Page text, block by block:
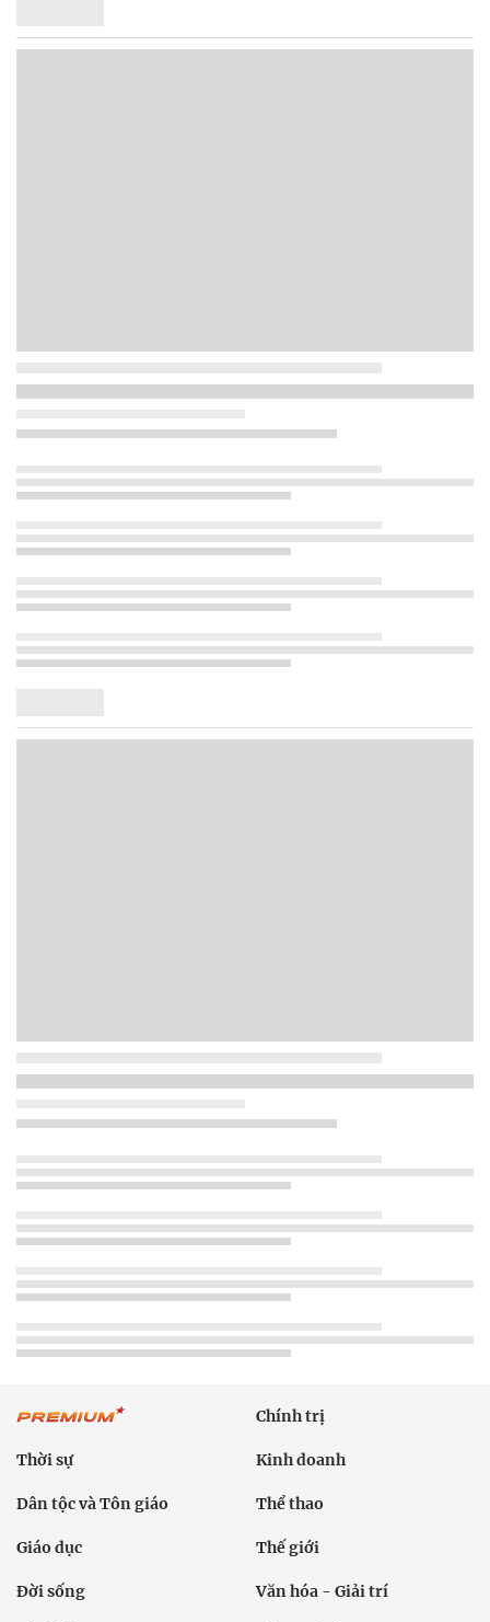
Chính trị
Thời sự Kinh doanh
Dân tộc và Tôn giáo Thể thao
Giáo dục Thế giới
Đời sống Văn hóa - Giải trí